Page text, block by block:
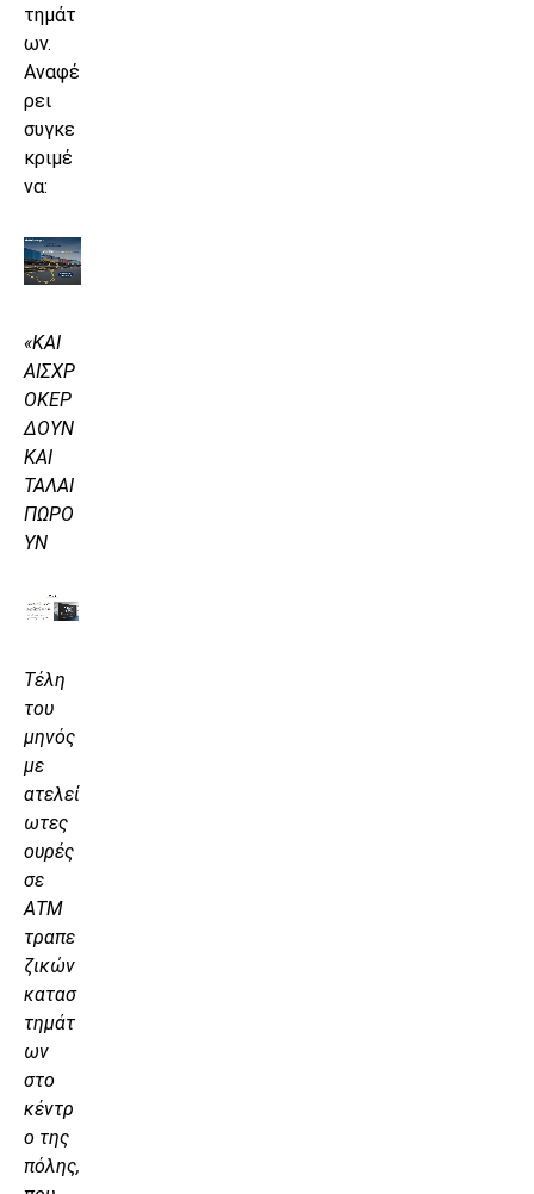
τημάτ
ων.
Αναφέ
ρει
συγκε
κριμέ
να:
«ΚΑΙ
ΑΙΣΧΡ
ΟΚΕΡ
ΔΟΥΝ
ΚΑΙ
ΤΑΛΑΙ
ΠΩΡΟ
ΥΝ
Τέλη
του
μηνός
με
ατελεί
ωτες
ουρές
σε
ΑΤΜ
τραπε
ζικών
κατασ
τημάτ
ων
στο
κέντρ
ο της
πόλης,